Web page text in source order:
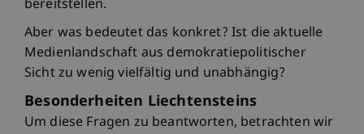
bereitstellen.
Aber was bedeutet das konkret? Ist die aktuelle
Medienlandschaft aus demokratiepolitischer
Sicht zu wenig vielfältig und unabhängig?
Besonderheiten Liechtensteins
Um diese Fragen zu beantworten, betrachten wir